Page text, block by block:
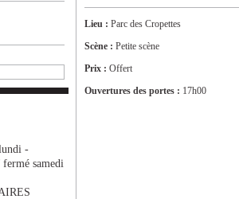
-
samedi
Lieu : Parc des Cropettes
Scène : Petite scène
Prix : Offert
Ouvertures des portes : 17h00